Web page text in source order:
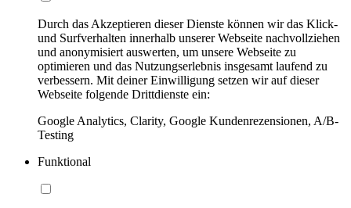
Durch das Akzeptieren dieser Dienste können wir das Klick-
und Surfverhalten innerhalb unserer Webseite nachvollziehen
und anonymisiert auswerten, um unsere Webseite zu
optimieren und das Nutzungserlebnis insgesamt laufend zu
verbessern. Mit deiner Einwilligung setzen wir auf dieser
Webseite folgende Drittdienste ein:
Google Analytics, Clarity, Google Kundenrezensionen, A/B-
Testing
Funktional